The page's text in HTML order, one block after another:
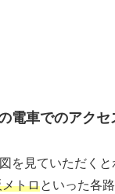
電車でのアクセ
を見ていただくと
トロといった各